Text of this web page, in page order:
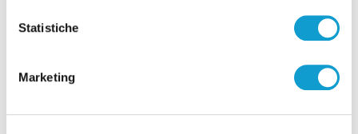
Statistiche
Marketing